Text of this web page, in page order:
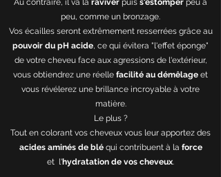
Au contraire, il va la raviver puis s'estomper peu à
peu, comme un bronzage.
Vos écailles seront extrêmement resserrées grâce au
pouvoir du pH acide, ce qui évitera "l'effet éponge"
de votre cheveu face aux agressions de l'extérieur,
vous obtiendrez une réelle facilité au démêlage et
vous révélerez une brillance incroyable à votre
matière.
Le plus ?
Tout en colorant vos cheveux vous leur apportez des
acides aminés de bléqui contribuent à la force
et l'hydratation de vos cheveux.